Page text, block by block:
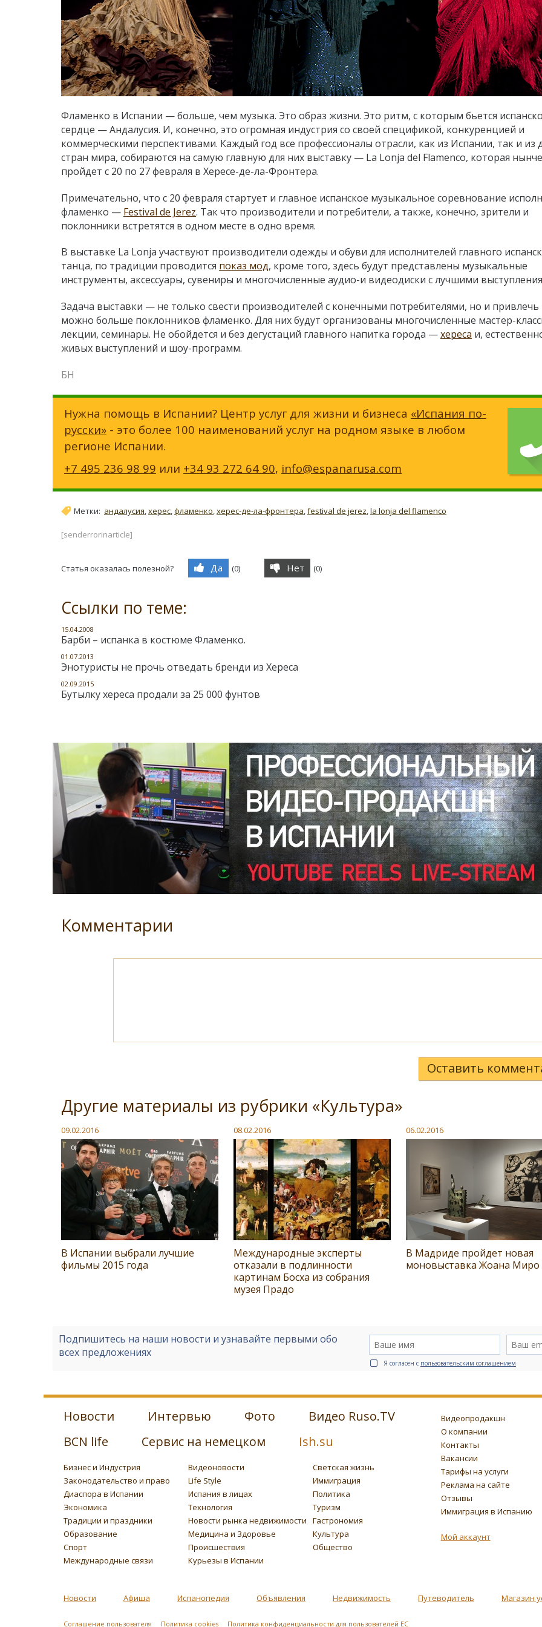
Фламенко в Испании — больше, чем музыка. Это образ жизни. Это ритм, с которым бьется
сердце — Андалусия. И, конечно, это огромная индустрия со своей спецификой, конкуренцией и
коммерческими перспективами. Каждый год все профессионалы отрасли, как из Испании, так и из
стран мира, собираются на самую главную для них выставку — La Lonja del Flamenco, которая нынче
пройдет с 20 по 27 февраля в Хересе-де-ла-Фронтера.
Примечательно, что с 20 февраля стартует и главное испанское музыкальное соревнование
фламенко — Festival de Jerez. Так что производители и потребители, а также, конечно, зрители и
поклонники встретятся в одном месте в одно время.
В выставке La Lonja участвуют производители одежды и обуви для исполнителей главного
танца, по традиции проводится показ мод, кроме того, здесь будут представлены музыкальные
инструменты, аксессуары, сувениры и многочисленные аудио-и видеодиски с лучшими
Задача выставки — не только свести производителей с конечными потребителями, но и привлечь
можно больше поклонников фламенко. Для них будут организованы многочисленные мастер-
лекции, семинары. Не обойдется и без дегустаций главного напитка города —хереса и,
живых выступлений и шоу-программ.
БН
Нужна помощь в Испании? Центр услуг для жизни и бизнеса «Испания по-
русски» - это более 100 наименований услуг на родном языке в любом
регионе Испании.
+7 495 236 98 99 или +34 93 272 64 90, info@espanarusa.com
Метки: андалусия,херес,фламенко,херес-де-ла-фронтера,festival de jerez,la lonja del flamenco
[senderrorinarticle]
Статья оказалась полезной? Да (0) Нет (0)
Ссылки по теме:
15.04.2008
Барби – испанка в костюме Фламенко.
01.07.2013
Энотуристы не прочь отведать бренди из Хереса
02.09.2015
Бутылку хереса продали за 25 000 фунтов
Комментарии
Оставить
Другие материалы из рубрики «Культура»
09.02.2016
В Испании выбрали лучшие
фильмы 2015 года
08.02.2016
Международные эксперты
отказали в подлинности
картинам Босха из собрания
музея Прадо
06.02.2016
В Мадриде пройдет новая
моновыставка Жоана Миро
Подпишитесь на наши новости и узнавайте первыми обо
всех предложениях
Я согласен с пользовательским соглашением
Новости Интервью Фото
Видео Ruso.TV
BCN life
Сервис на немецком Ish.su
Бизнес и Индустрия Видеоновости
Светская жизнь
Законодательство и право
Life Style
Иммиграция
Диаспора в Испании
Испания в лицах
Политика
Экономика
Технология
Туризм
Традиции и праздники
Новости рынка недвижимости
Гастрономия
Образование
Медицина и Здоровье
Культура
Спорт
Происшествия
Общество
Международные связи
Курьезы в Испании
Видеопродакшн
О компании
Контакты
Вакансии
Тарифы на услуги
Реклама на сайте
Отзывы
Иммиграция в Испанию
Мой аккаунт
Новости Афиша Испанопедия Объявления Недвижимость Путеводитель Магазин
Соглашение пользователя Политика cookies Политика конфиденциальности для пользователей ЕС